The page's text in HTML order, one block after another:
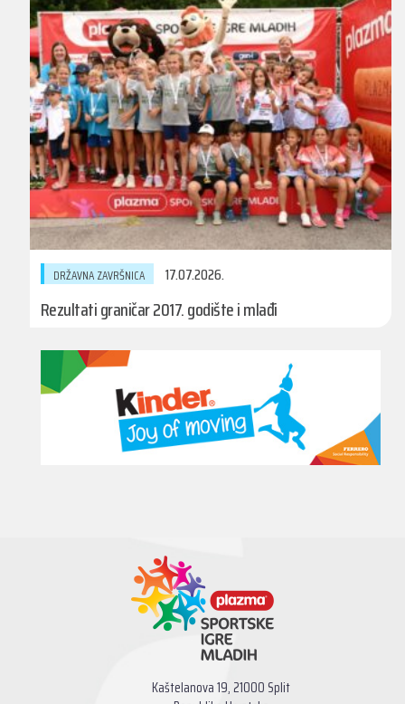
DRŽAVNA ZAVRŠNICA 17.07.2026.
Rezultati graničar 2017. godište i mlađi
Kaštelanova 19, 21000 Split